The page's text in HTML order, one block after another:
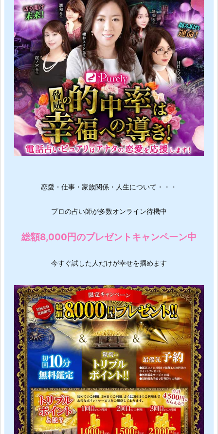
恋愛・仕事・家族関係・人生について・・・
プロの占い師が多数オンライン待機中
総額8,000円のプレゼントキャンペーン中
今すぐ試した人だけが幸せを掴めます